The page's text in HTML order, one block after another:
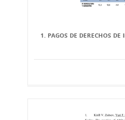
1. PAGOS DE DERECHOS